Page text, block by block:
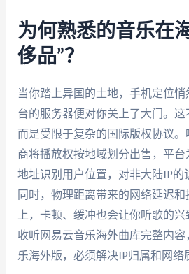
为何熟悉的音乐在
侈品”？
当你踏上异国的土地，手机定位
台的服务器便对你关上了大门。这
而是受限于复杂的国际版权协议
商将播放权按地域划分出售，平
地址识别用户位置，对非大陆IP的
同时，物理距离带来的网络延迟
上，卡顿、缓冲也会让你听歌的
收听网易云音乐海外曲库完整内
乐海外版，必须解决IP归属和网络